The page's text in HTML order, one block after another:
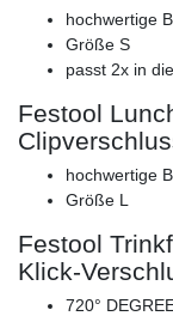
hochwertige
Größe S
passt 2x in
Festool
hochwertige
Größe L
Festool
Klick-
720°